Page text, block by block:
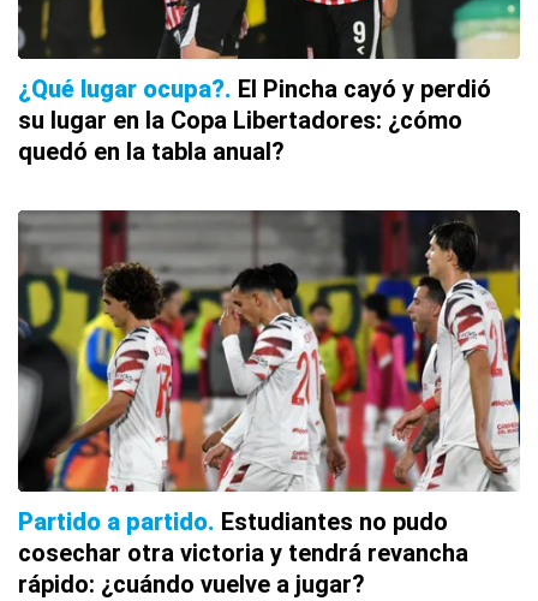
¿Qué lugar ocupa? El Pincha cayó y perdió
su lugar en la Copa Libertadores: ¿cómo
quedó en la tabla anual?
Partido a partido Estudiantes no pudo
cosechar otra victoria y tendrá revancha
rápido: ¿cuándo vuelve a jugar?